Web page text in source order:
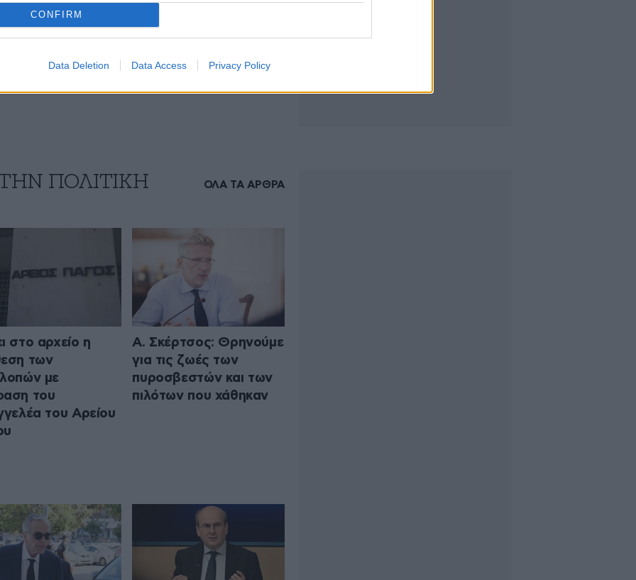
CONFIRM
Data Deletion Data Access Privacy Policy
στο να καταστεί η άνοδος της
που πρέπει να αντιμετωπιστεί σε
ΠΟΛΙΤΙΚΗ ΟΛΑ ΤΑ ΑΡΘΡΑ
στο αρχείο η
των
με
του
του Αρείου
Α. Σκέρτσος: Θρηνούμε
για τις ζωές των
πυροσβεστών και των
πιλότων που χάθηκαν